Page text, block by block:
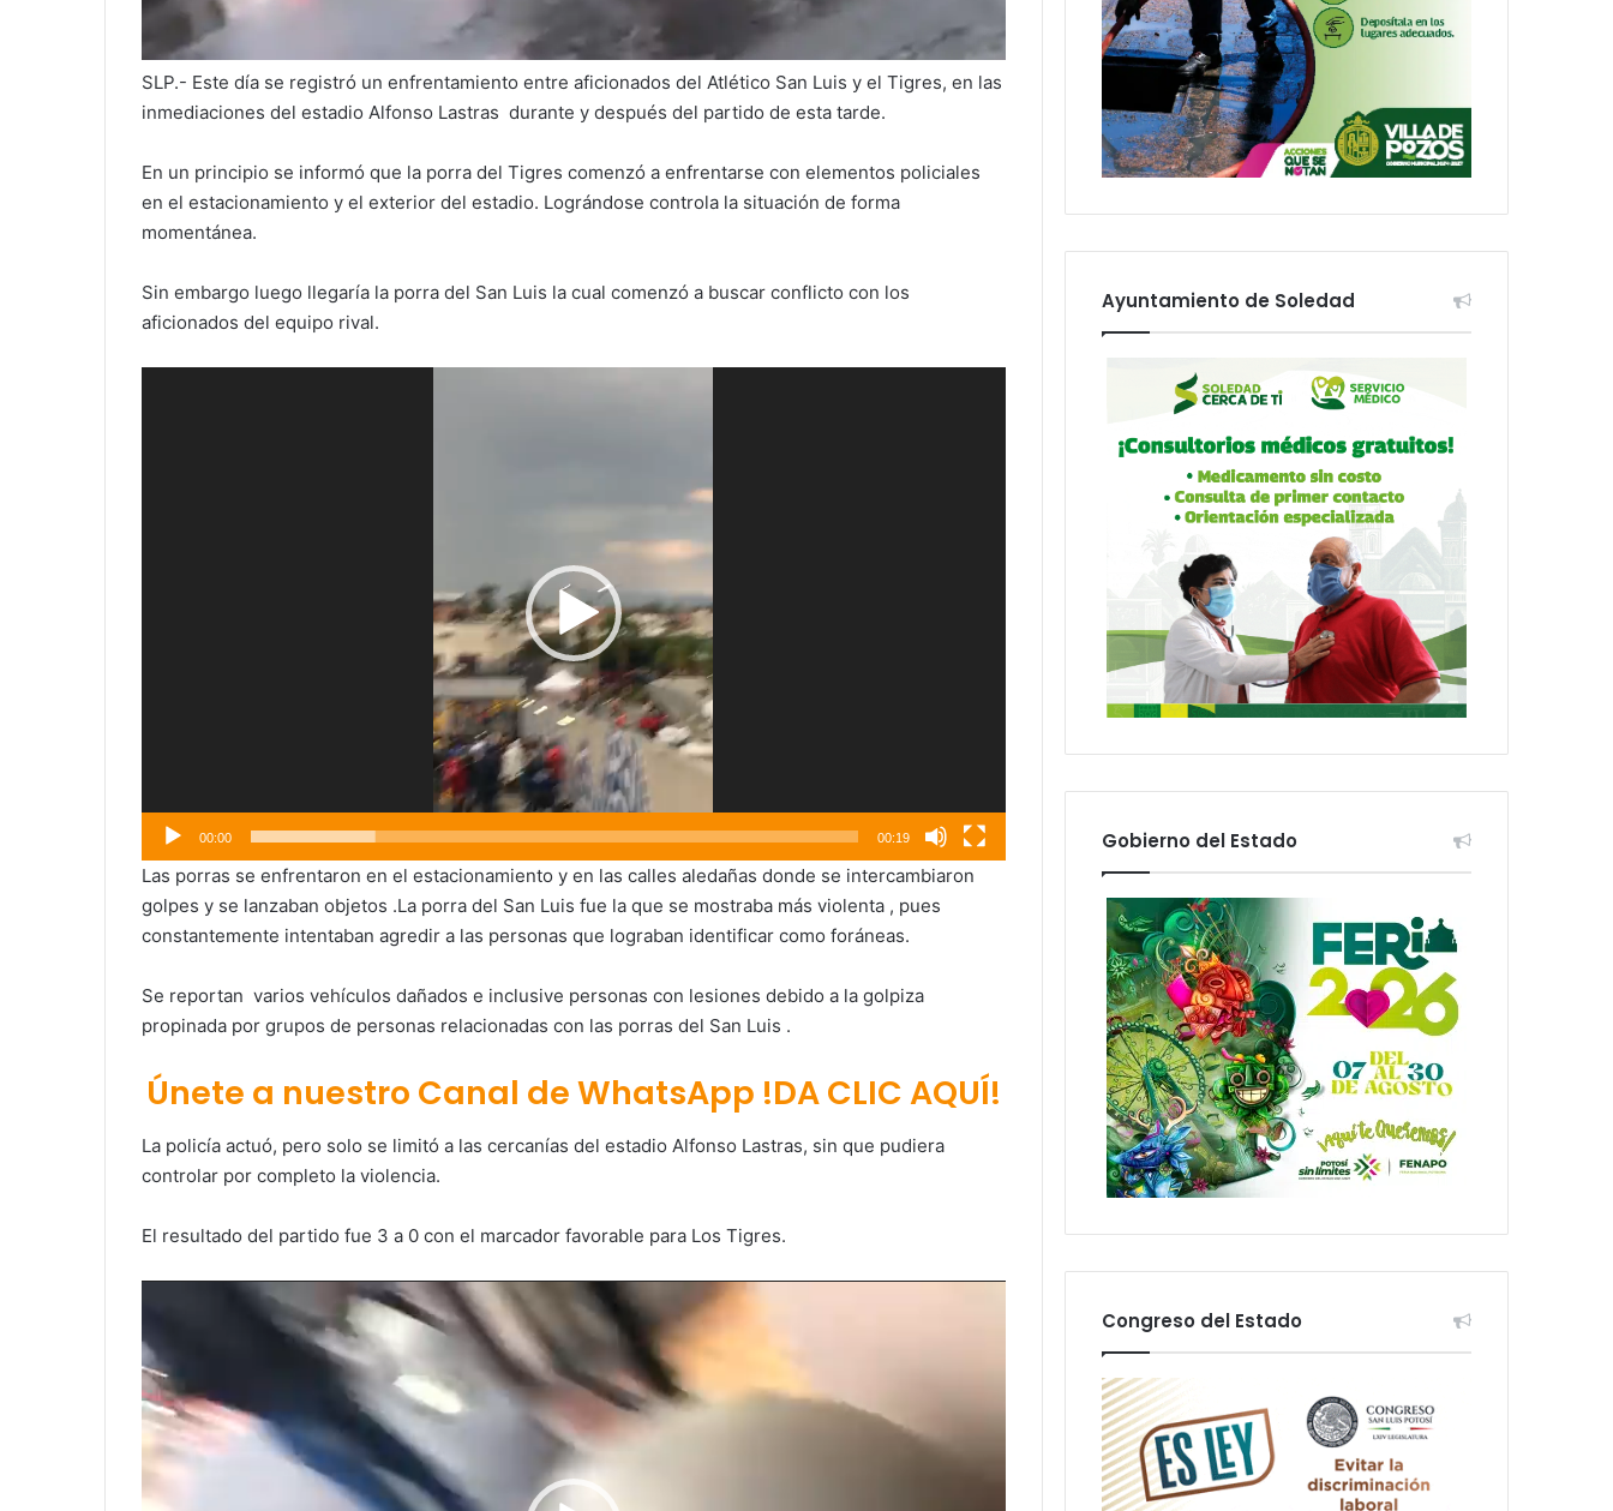
SLP.- Este día se registró un enfrentamiento entre aficionados del Atlético San Luis y el Tigres, en las
inmediaciones del estadio Alfonso Lastras durante y después del partido de esta tarde.
En un principio se informó que la porra del Tigres comenzó a enfrentarse con elementos policiales
en el estacionamiento y el exterior del estadio. Lográndose controla la situación de forma
momentánea.
Sin embargo luego llegaría la porra del San Luis la cual comenzó a buscar conflicto con los
aficionados del equipo rival.
00:00 00:19
Las porras se enfrentaron en el estacionamiento y en las calles aledañas donde se intercambiaron
golpes y se lanzaban objetos .La porra del San Luis fue la que se mostraba más violenta , pues
constantemente intentaban agredir a las personas que lograban identificar como foráneas.
Se reportan varios vehículos dañados e inclusive personas con lesiones debido a la golpiza
propinada por grupos de personas relacionadas con las porras del San Luis .
Únete a nuestro Canal de WhatsApp !DA CLIC AQUÍ!
La policía actuó, pero solo se limitó a las cercanías del estadio Alfonso Lastras, sin que pudiera
controlar por completo la violencia.
El resultado del partido fue 3 a 0 con el marcador favorable para Los Tigres.
Reproductor
vídeo
Ayuntamiento de Soledad
Gobierno del Estado
Congreso del Estado